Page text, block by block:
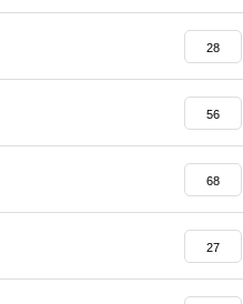
28
56
68
27